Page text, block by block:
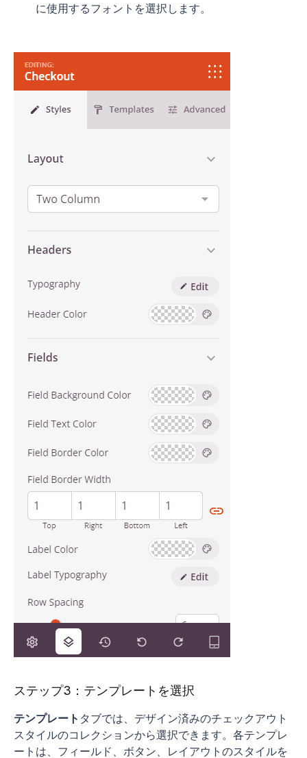
に使用するフォントを選択します。
ステップ3：テンプレートを選択
テンプレート タブでは、デザイン済みのチェックアウト
スタイルのコレクションから選択できます。各テンプレ
ートは、フィールド、ボタン、レイアウトのスタイルを